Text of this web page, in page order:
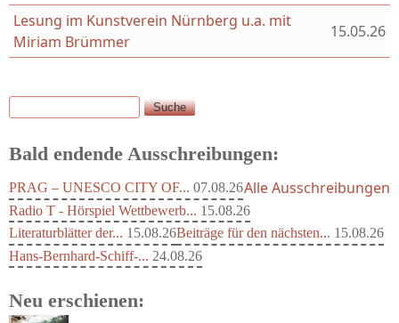
Lesung im Kunstverein Nürnberg u.a. mit
Miriam Brümmer
15.05.26
Suchformular
Suche
Bald endende Ausschreibungen:
PRAG – UNESCO CITY OF... 07.08.26
Radio T - Hörspiel Wettbewerb... 15.08.26
Literaturblätter der... 15.08.26Beiträge für den nächsten... 15.08.26
Hans-Bernhard-Schiff-... 24.08.26
Alle Ausschreibungen
Neu erschienen: